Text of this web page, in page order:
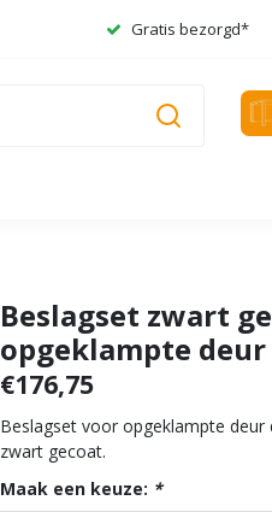
Gratis bezorgd*
Beslagset zwart
opgeklampte
€176,75
Beslagset voor opgeklampte deur
zwart gecoat.
Maak een keuze: *